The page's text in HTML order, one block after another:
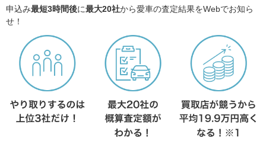
申込み最短3時間後に最大20社から愛車の査定結果をWebでお知ら
せ！